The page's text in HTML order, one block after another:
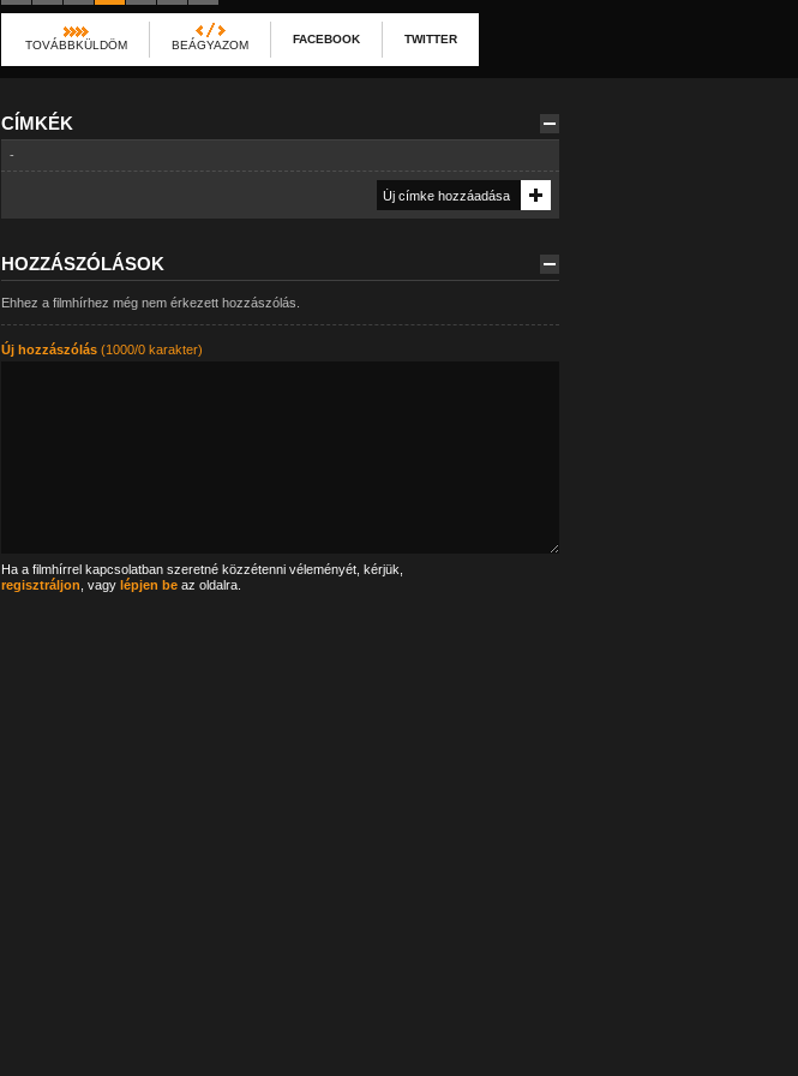
TOVÁBBKÜLDÖM BEÁGYAZOM FACEBOOK TWITTER
CÍMKÉK
-
HOZZÁSZÓLÁSOK
Ehhez a filmhírhez még nem érkezett hozzászólás.
Új hozzászólás(1000/0 karakter)
Ha a filmhírrel kapcsolatban szeretné közzétenni véleményét, kérjük,
regisztráljon , vagy lépjen beaz oldalra.